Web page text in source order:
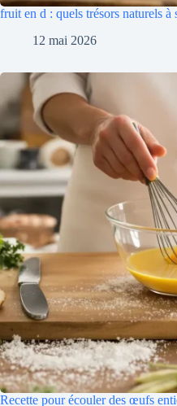
fruit en d : quels trésors naturels à
12 mai 2026
Recette pour écouler des œufs